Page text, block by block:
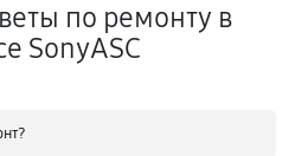
по ремонту в
SonyASC